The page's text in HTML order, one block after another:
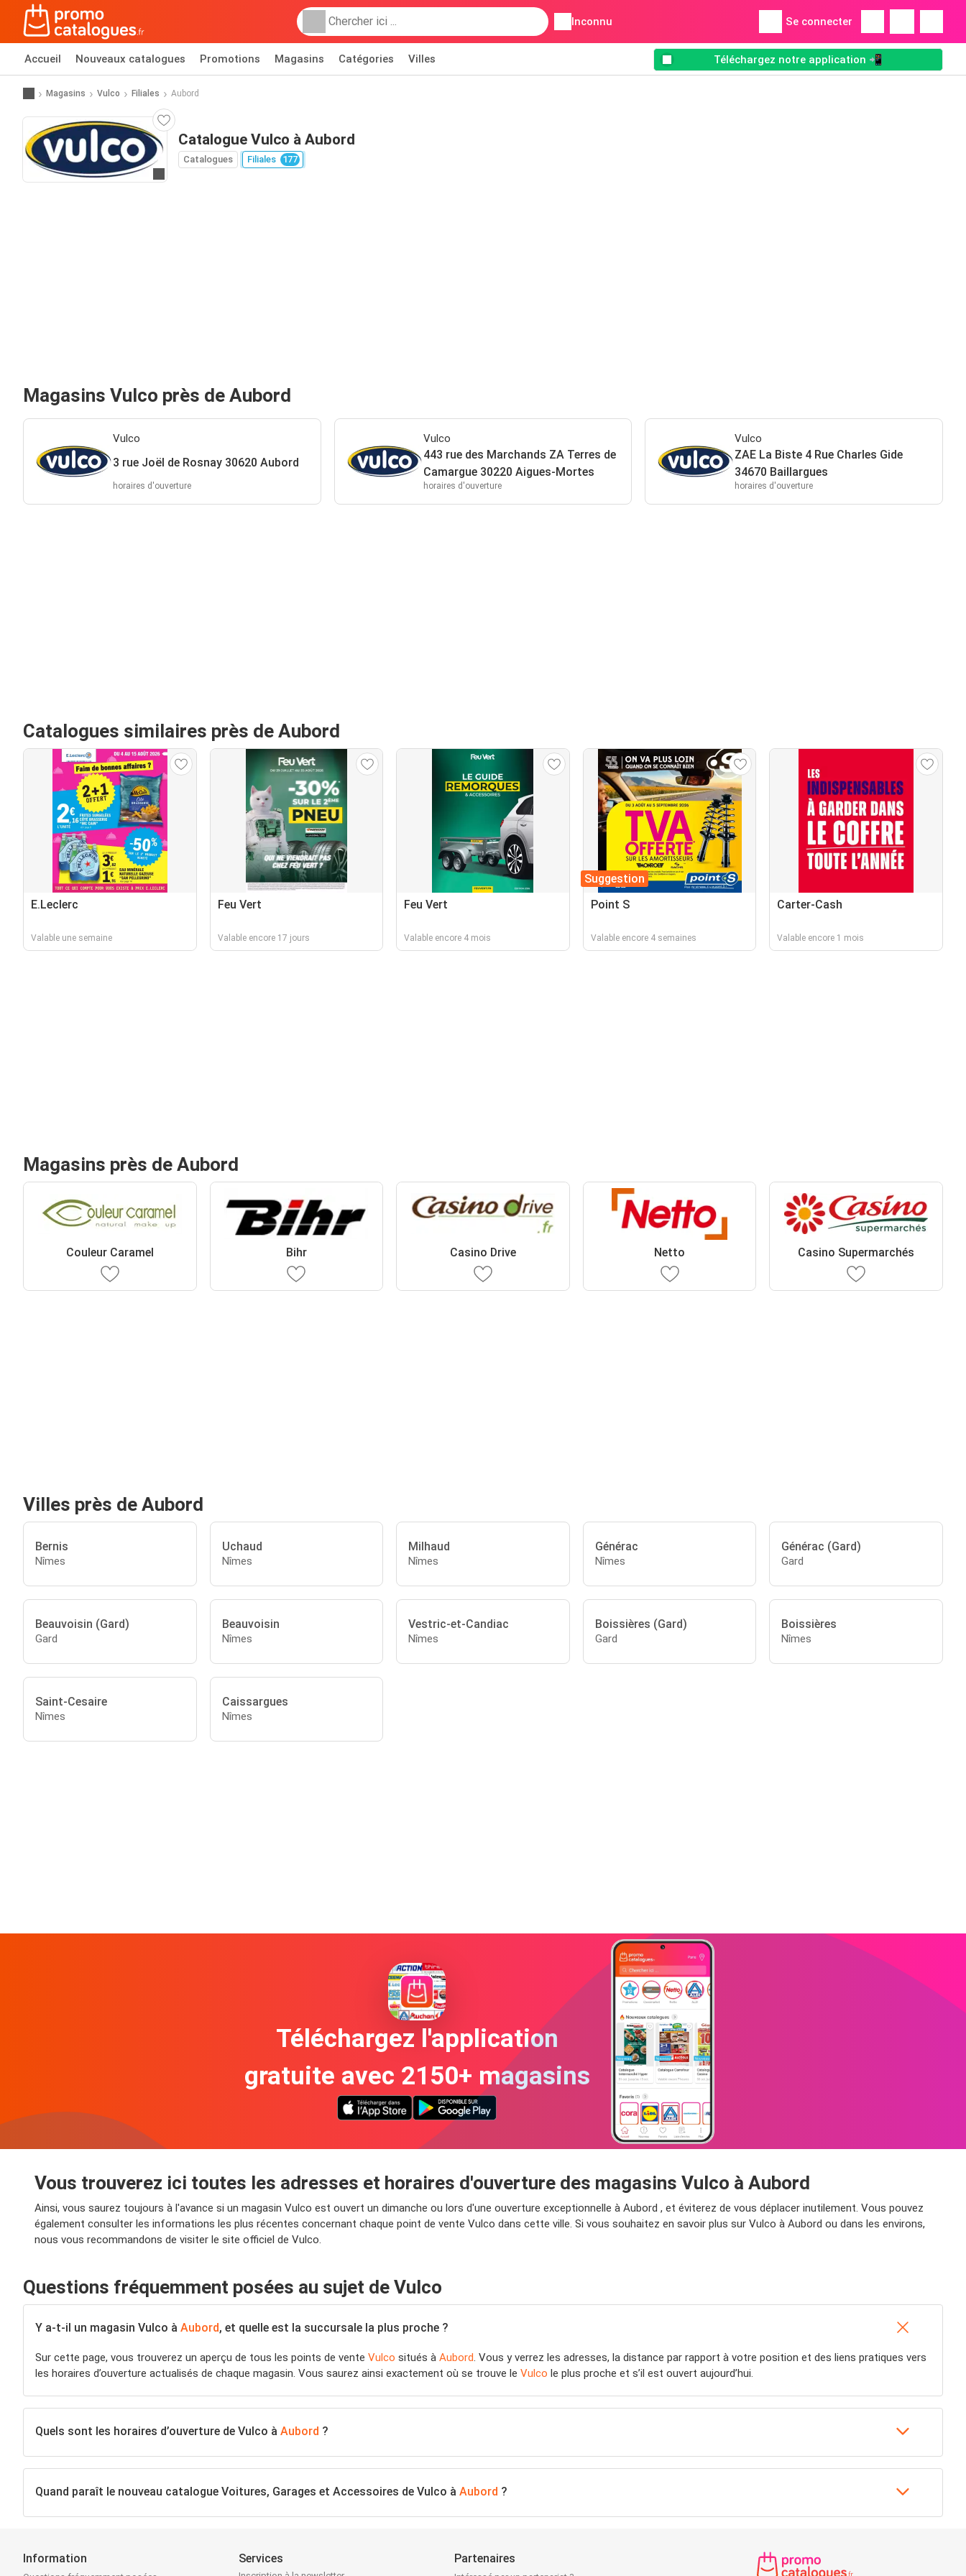
Inconnu Se connecter
Accueil Nouveaux catalogues Promotions Magasins Catégories Villes Téléchargez notre application 📲
Magasins Vulco Filiales Aubord
Catalogue Vulco à Aubord
Catalogues Filiales 177
Magasins Vulco près de Aubord
Vulco
3 rue Joël de Rosnay 30620 Aubord
horaires d'ouverture
Vulco
443 rue des Marchands ZA Terres de
Camargue 30220 Aigues-Mortes
horaires d'ouverture
Vulco
ZAE La Biste 4 Rue Charles Gide
34670 Baillargues
horaires d'ouverture
Catalogues similaires près de Aubord
E.Leclerc
Valable une semaine
Feu Vert
Valable encore 17 jours
Feu Vert
Valable encore 4 mois
Suggestion
Point S
Valable encore 4 semaines
Carter-Cash
Valable encore 1 mois
Magasins près de Aubord
Couleur Caramel Bihr Casino Drive Netto Casino Supermarchés
Villes près de Aubord
Bernis
Nîmes
Uchaud
Nîmes
Milhaud
Nîmes
Générac
Nîmes
Générac (Gard)
Gard
Beauvoisin (Gard)
Gard
Beauvoisin
Nîmes
Vestric-et-Candiac
Nîmes
Boissières (Gard)
Gard
Boissières
Nîmes
Saint-Cesaire
Nîmes
Caissargues
Nîmes
Téléchargez l'application
gratuite avec 2150+ magasins
Vous trouverez ici toutes les adresses et horaires d'ouverture des magasins Vulco à Aubord
Ainsi, vous saurez toujours à l'avance si un magasin Vulco est ouvert un dimanche ou lors d'une ouverture exceptionnelle à Aubord , et éviterez de vous déplacer inutilement. Vous pouvez
également consulter les informations les plus récentes concernant chaque point de vente Vulco dans cette ville. Si vous souhaitez en savoir plus sur Vulco à Aubord ou dans les environs,
nous vous recommandons de visiter le site officiel de Vulco.
Questions fréquemment posées au sujet de Vulco
Y a-t-il un magasin Vulco à Aubord, et quelle est la succursale la plus proche ?
Sur cette page, vous trouverez un aperçu de tous les points de vente Vulco situés à Aubord. Vous y verrez les adresses, la distance par rapport à votre position et des liens pratiques vers
les horaires d’ouverture actualisés de chaque magasin. Vous saurez ainsi exactement où se trouve le Vulco le plus proche et s’il est ouvert aujourd’hui.
Quels sont les horaires d’ouverture de Vulco à Aubord ?
Quand paraît le nouveau catalogue Voitures, Garages et Accessoires de Vulco à Aubord ?
Information Services Partenaires